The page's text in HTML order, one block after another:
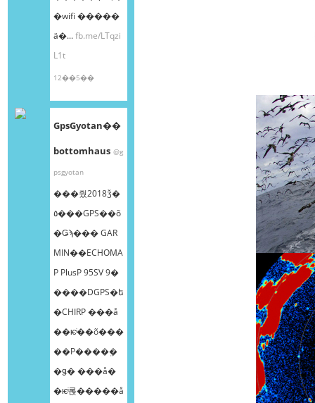
�wifi �����
ä�...fb.me/LTqzi
L1t
12��5��
GpsGyotan��
bottomhaus @g
psgyotan
���줬2018ǯ�
٥���GPS��õ
�Ǥϡ��� GAR
MIN��ECHOMA
P PlusP 95SV 9�
����DGPS�ե
�CHIRP ���å
��ѥͥ��õ���
��Ρ����ܸ�
�ǥ� ���å�
�ѥͥ롡�����å